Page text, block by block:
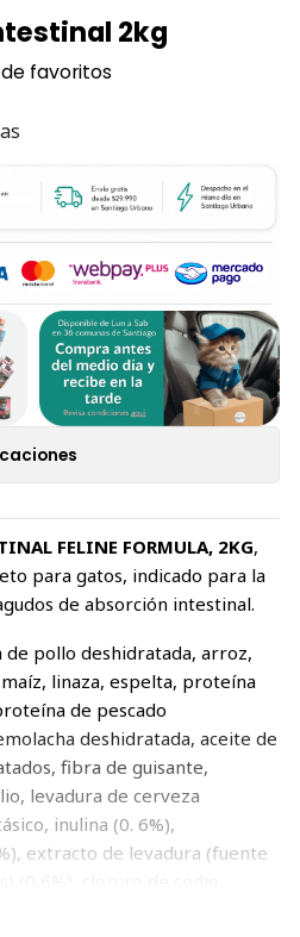
2kg
favoritos
FELINE FORMULA, 2KG,
para gatos, indicado para la
de absorción intestinal.
de pollo deshidratada, arroz,
linaza, espelta, proteína
de pescado
deshidratada, aceite de
fibra de guisante,
levadura de cerveza
inulina (0. 6%),
extracto de levadura (fuente
de calcio dihidratado. Fuente